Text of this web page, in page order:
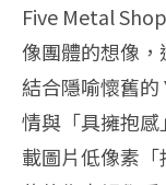
Five Metal
像團體的想像，
結合隱喻懷舊的
情與「具擁抱感
載圖片低像素「